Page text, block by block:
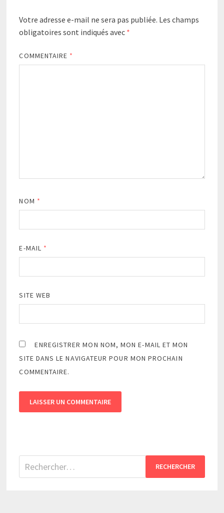
Votre adresse e-mail ne sera pas publiée. Les champs
obligatoires sont indiqués avec *
COMMENTAIRE *
NOM *
E-MAIL *
SITE WEB
ENREGISTRER MON NOM, MON E-MAIL ET MON
SITE DANS LE NAVIGATEUR POUR MON PROCHAIN
COMMENTAIRE.
Rechercher :